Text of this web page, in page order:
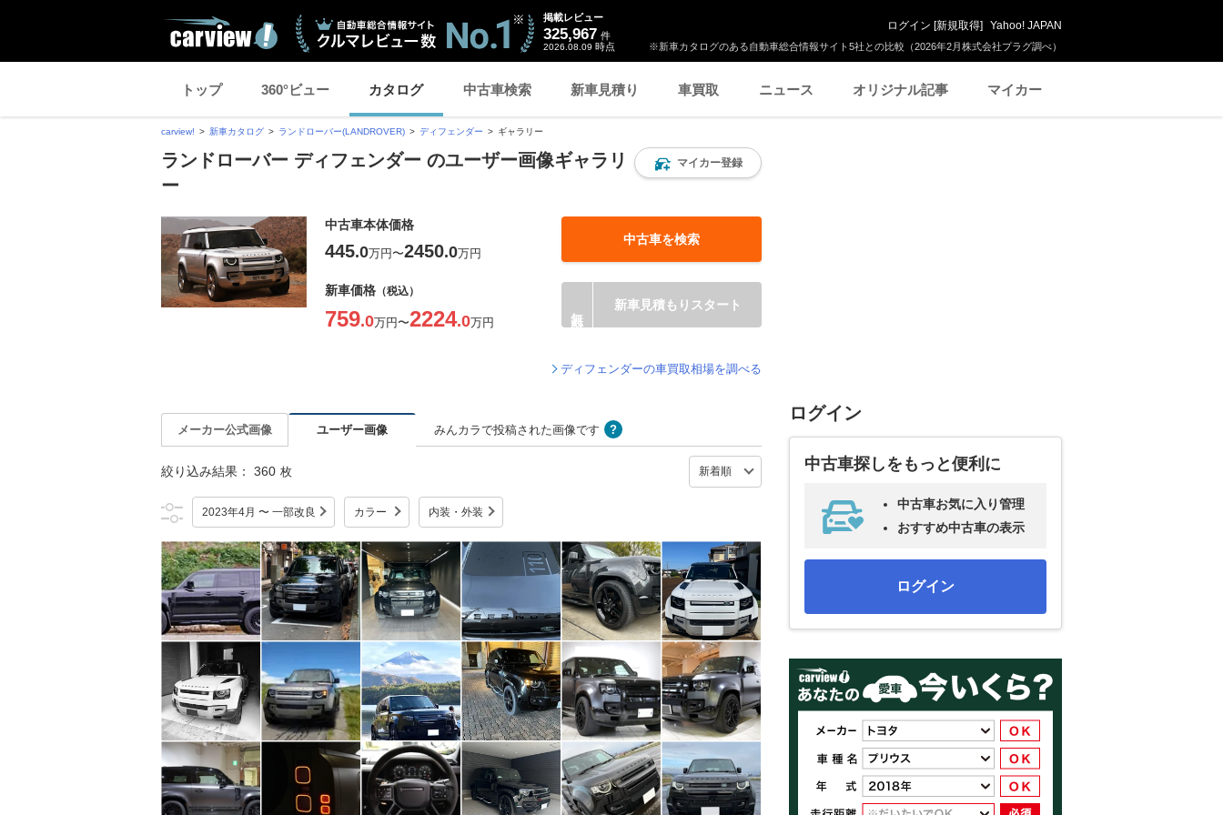
※新車カタログのある自動車総合情報サイト5社との比較（2026年2月株式会社プラグ調べ）
掲載レビュー
325,967 件
2026.08.09 時点
ログイン [新規取得] Yahoo! JAPAN
トップ 360°ビュー カタログ 中古車検索 新車見積り 車買取 ニュース オリジナル記事 マイカー
carview! 新車カタログ ランドローバー(LANDROVER) ディフェンダー ギャラリー
ランドローバー ディフェンダー のユーザー画像ギャラリ
ー
マイカー登録
中古車本体価格
445.0万円〜2450.0万円
中古車を検索
新車価格 （税込）
759.0万円〜2224.0万円
新車見積もりスタート
ディフェンダーの車買取相場を調べる
メーカー公式画像 ユーザー画像 みんカラで投稿された画像です
絞り込み結果： 360 枚
2023年4月 〜 一部改良 カラー 内装・外装
ログイン
中古車探しをもっと便利に
中古車お気に入り管理
おすすめ中古車の表示
ログイン